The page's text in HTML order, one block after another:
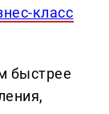
класс
быстрее